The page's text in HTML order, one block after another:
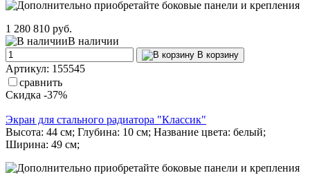
1 280 810 руб.
В наличии
В корзину
Артикул: 155545
сравнить
Скидка -37%
Экран для стального радиатора "Классик"
Высота: 44 см; Глубина: 10 см; Название цвета: белый;
Ширина: 49 см;